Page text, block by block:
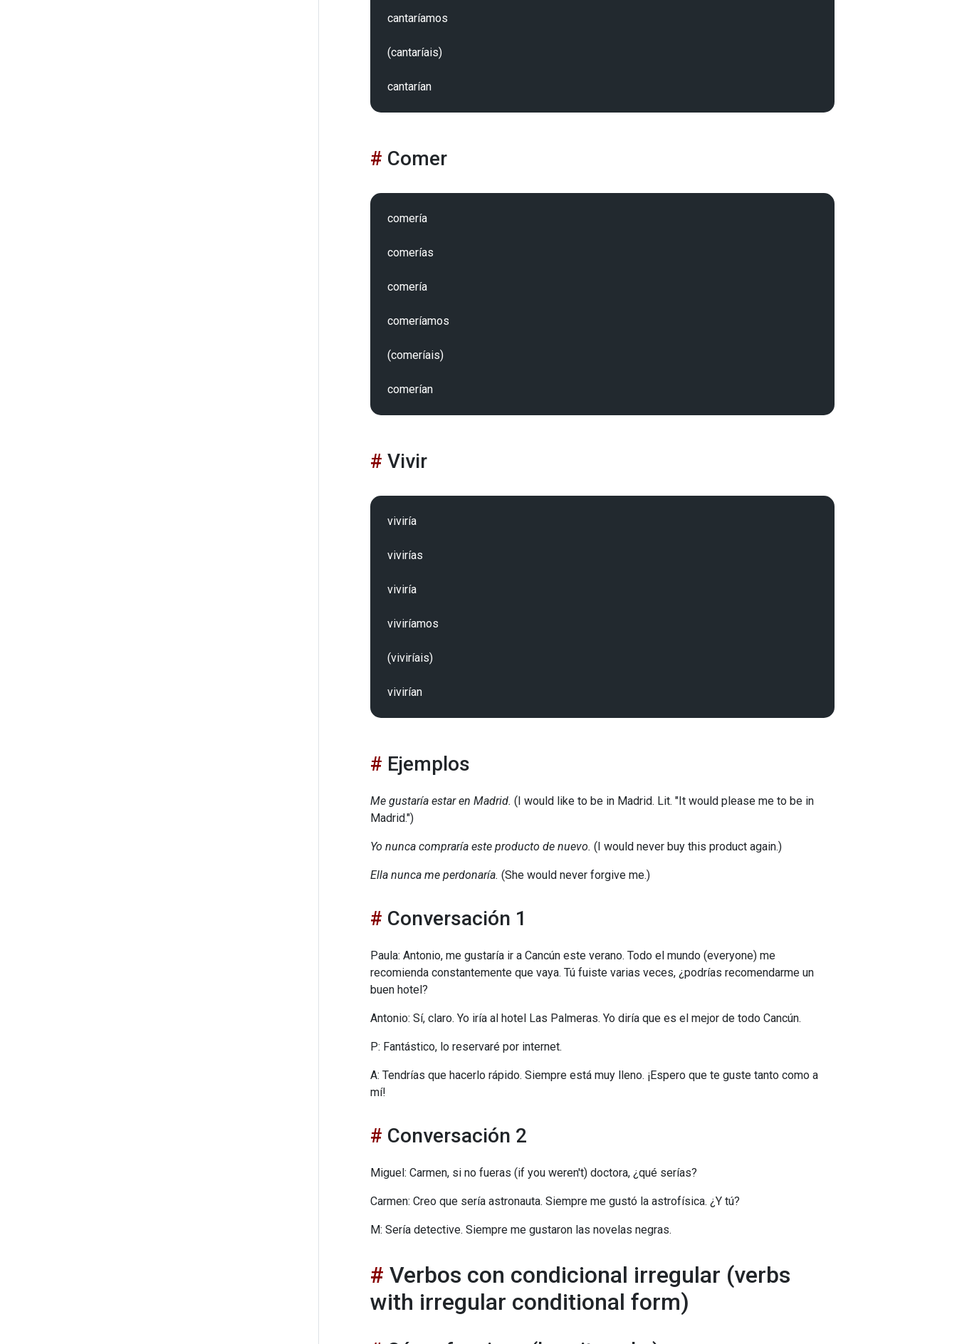
cantaríamos
(cantaríais)
Comer
comería
comerías
comería
comeríamos
(comeríais)
Vivir
viviría
vivirías
viviría
viviríamos
(viviríais)
Ejemplos
Me gustaría estar en Madrid. (I would like to be in Madrid. Lit. "It would please me to be in
Madrid.")
Yo nunca compraría este producto de nuevo. (I would never buy this product again.)
Ella nunca me perdonaría. (She would never forgive me.)
Conversación 1
Paula: Antonio, me gustaría ir a Cancún este verano. Todo el mundo (everyone) me
recomienda constantemente que vaya. Tú fuiste varias veces, ¿podrías recomendarme un
buen hotel?
Antonio: Sí, claro. Yo iría al hotel Las Palmeras. Yo diría que es el mejor de todo Cancún.
P: Fantástico, lo reservaré por internet.
A: Tendrías que hacerlo rápido. Siempre está muy lleno. ¡Espero que te guste tanto como a
mí!
Conversación 2
Miguel: Carmen, si no fueras (if you weren't) doctora, ¿qué serías?
Carmen: Creo que sería astronauta. Siempre me gustó la astrofísica. ¿Y tú?
M: Sería detective. Siempre me gustaron las novelas negras.
Verbos con condicional irregular (verbs
with irregular conditional form)